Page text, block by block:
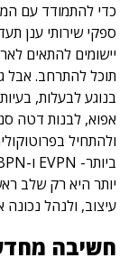
כדי להתמודד עם
ספקי שירותי ענן
יישומים להתאים
תוכל להתרחב. אבל
אפוא, לבנות דטה
ולהתחיל
יותר היא רק שלב
עיצוב, ולנהל
חשיבה